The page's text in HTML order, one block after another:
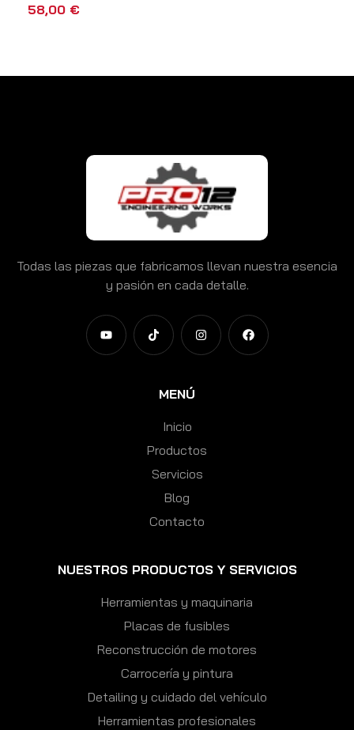
58,00 €
Todas las piezas que fabricamos llevan nuestra esencia
y pasión en cada detalle.
MENÚ
Inicio
Productos
Servicios
Blog
Contacto
NUESTROS PRODUCTOS Y SERVICIOS
Herramientas y maquinaria
Placas de fusibles
Reconstrucción de motores
Carrocería y pintura
Detailing y cuidado del vehículo
Herramientas profesionales